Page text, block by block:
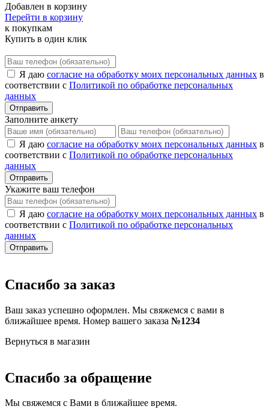
Добавлен в корзину
Перейти в корзину
к покупкам
Купить в один клик
Я даю согласие на обработку моих персональных данных в
соответствии с Политикой по обработке персональных
данных
Отправить
Заполните анкету
Я даю согласие на обработку моих персональных данных в
соответствии с Политикой по обработке персональных
данных
Отправить
Укажите ваш телефон
Я даю согласие на обработку моих персональных данных в
соответствии с Политикой по обработке персональных
данных
Отправить
Спасибо за заказ
Ваш заказ успешно оформлен. Мы свяжемся с вами в
ближайшее время. Номер вашего заказа №1234
Вернуться в магазин
Спасибо за обращение
Мы свяжемся с Вами в ближайшее время.